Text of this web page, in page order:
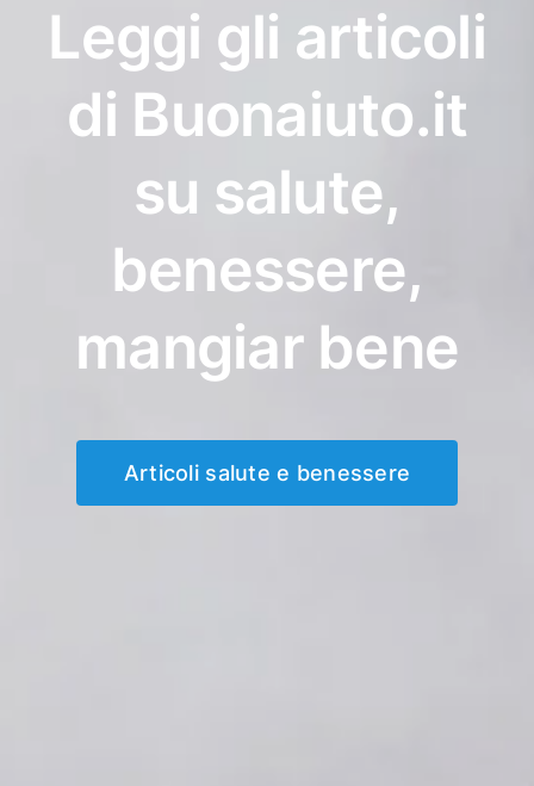
Leggi gli articoli
di Buonaiuto.it
su salute,
benessere,
mangiar bene
Articoli salute e benessere